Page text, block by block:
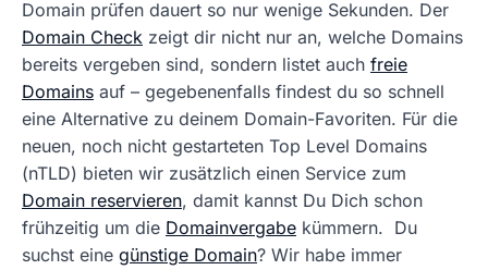
Domain prüfen dauert so nur wenige Sekunden. Der
Domain Check zeigt dir nicht nur an, welche Domains
bereits vergeben sind, sondern listet auch freie
Domains auf – gegebenenfalls findest du so schnell
eine Alternative zu deinem Domain-Favoriten. Für die
neuen, noch nicht gestarteten Top Level Domains
(nTLD) bieten wir zusätzlich einen Service zum
Domain reservieren, damit kannst Du Dich schon
frühzeitig um die Domainvergabe kümmern. Du
suchst eine günstige Domain? Wir habe immer